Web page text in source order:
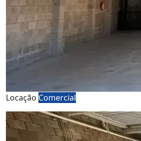
Locação Comercial